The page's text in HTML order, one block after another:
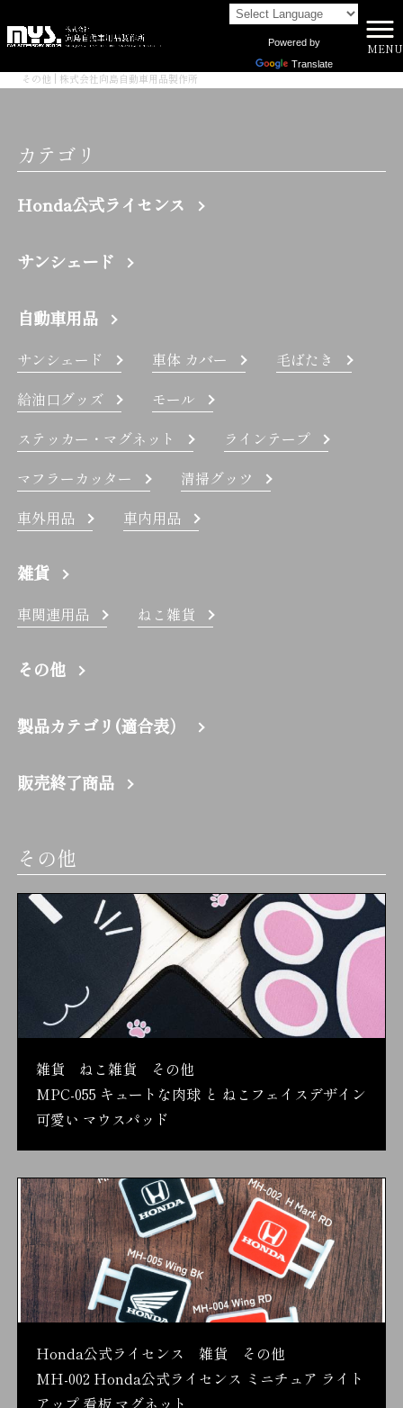
Powered by
Translate
MENU
その他 | 株式会社向島自動車用品製作所
カテゴリ
Honda公式ライセンス
サンシェード
自動車用品
サンシェード 車体 カバー
毛ばたき
給油口グッズ
モール
ステッカー・マグネット
ラインテープ
マフラーカッター
清掃グッツ
車外用品
車内用品
雑貨
車関連用品 ねこ雑貨
その他
製品カテゴリ(適合表）
販売終了商品
その他
雑貨 ねこ雑貨 その他
MPC-055 キュートな肉球 と ねこフェイスデザイン
可愛い マウスパッド
Honda公式ライセンス 雑貨 その他
MH-002 Honda公式ライセンス ミニチュア ライト